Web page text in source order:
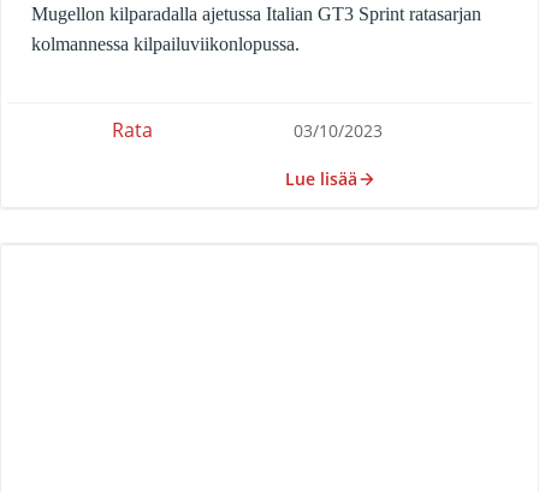
Mugellon kilparadalla ajetussa Italian GT3 Sprint ratasarjan
kolmannessa kilpailuviikonlopussa.
Rata 03/10/2023
Lue lisää